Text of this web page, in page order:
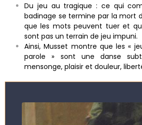
Du jeu au tragique : ce qui
badinage se termine par la mort
que les mots peuvent tuer et
sont pas un terrain de jeu impuni.
Ainsi, Musset montre que les «
parole » sont une danse
mensonge, plaisir et douleur,